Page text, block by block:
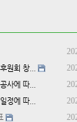
원회 창...
사에 따...
정에 따...